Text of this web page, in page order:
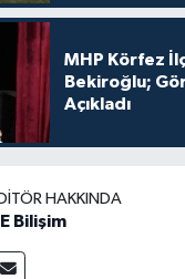
MHP Körfez
Bekiroğlu;
Açıkladı
HAKKINDA
Bilişim